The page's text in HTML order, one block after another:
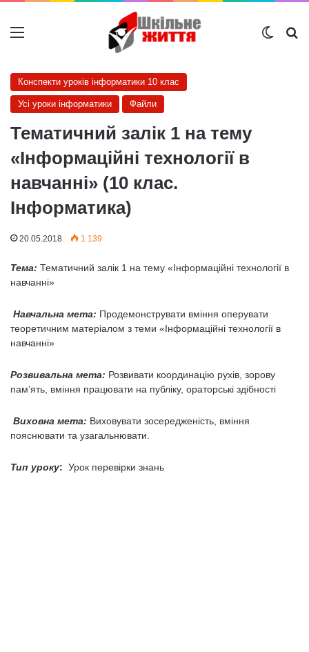
Меню
Конспекти уроків інформатики 10 клас
Усі уроки інформатики Файли
Тематичний залік 1 на тему
«Інформаційні технології в
навчанні» (10 клас.
Інформатика)
20.05.2018 1 139
Тема: Тематичний залік 1 на тему «Інформаційні технології в
навчанні»
Навчальна мета: Продемонструвати вміння оперувати
теоретичним матеріалом з теми «Інформаційні технології в
навчанні»
Розвивальна мета: Розвивати координацію рухів, зорову
пам’ять, вміння працювати на публіку, ораторські здібності
Виховна мета: Виховувати зосередженість, вміння
пояснювати та узагальнювати.
Тип уроку: Урок перевірки знань